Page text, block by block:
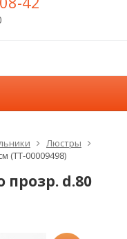
Люстры
(TT-00009498)
прозр. d.80